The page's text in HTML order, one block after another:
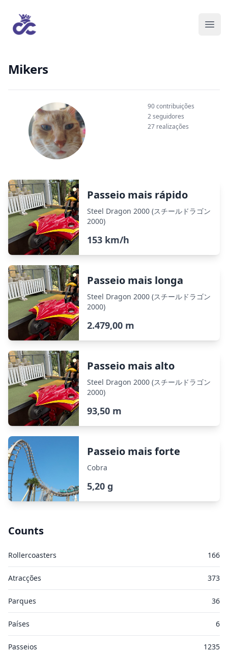
Mikers
90 contribuições
2 seguidores
27 realizações
Passeio mais rápido
Steel Dragon 2000 (スチールドラゴン
2000)
153 km/h
Passeio mais longa
Steel Dragon 2000 (スチールドラゴン
2000)
2.479,00 m
Passeio mais alto
Steel Dragon 2000 (スチールドラゴン
2000)
93,50 m
Passeio mais forte
Cobra
5,20 g
Counts
Rollercoasters 166
Atracções 373
Parques 36
Países 6
Passeios 1235